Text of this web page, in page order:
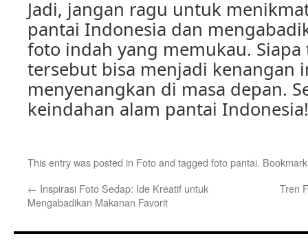
Jadi, jangan ragu untuk
pantai Indonesia dan
foto indah yang memukau.
tersebut bisa menjadi kenangan
menyenangkan di masa depan.
keindahan alam pantai Indonesia!
This entry was posted in Fotoand tagged foto pantai.
← Inspirasi Foto Sedap: Ide Kreatif untuk
Mengabadikan Makanan Favorit
Tren